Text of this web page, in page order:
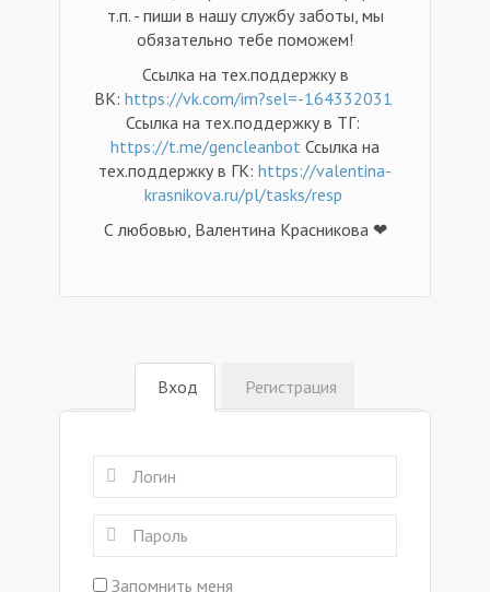
т.п. - пиши в нашу службу заботы, мы
обязательно тебе поможем!
Ссылка на тех.поддержку в
ВК: https://vk.com/im?sel=-164332031
Ссылка на тех.поддержку в ТГ:
https://t.me/gencleanbot Ссылка на
тех.поддержку в ГК: https://valentina-
krasnikova.ru/pl/tasks/resp
С любовью, Валентина Красникова ❤
Вход Регистрация
Запомнить меня